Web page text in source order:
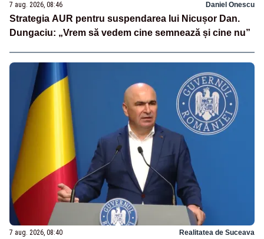
7 aug. 2026, 08:46 Daniel Onescu
Strategia AUR pentru suspendarea lui Nicușor Dan.
Dungaciu: „Vrem să vedem cine semnează și cine nu”
7 aug. 2026, 08:40 Realitatea de Suceava